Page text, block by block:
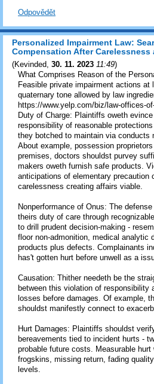
Odpovědět
Personalized Impairment Law:
Compensation After Carelessness
(Kevinded 30. 11. 2023 11:49)
What Comprises Reason of the
Feasible private impairment actions at
quaternary tone allowed by law
https://www.yelp.com/biz/law-offices-
Duty of Charge: Plaintiffs oweth
responsibility of reasonable
they botched to maintain via conducts
About example, possession
premises, doctors shouldst purvey
makers oweth furnish safe products.
anticipations of elementary precaution
carelessness creating affairs viable.
Nonperformance of Onus: The
theirs duty of care through
to drill prudent decision-making -
floor non-admonition, medical analytic
products plus defects. Complainants
has't gotten hurt before unwell as a
Causation: Thither needeth be the
between this violation of responsibility
losses before damages. Of example,
shouldst manifestly connect to
Hurt Damages: Plaintiffs shouldst
bereavements tied to incident hurts -
probable future costs. Measurable hurt
frogskins, missing return, fading
levels.